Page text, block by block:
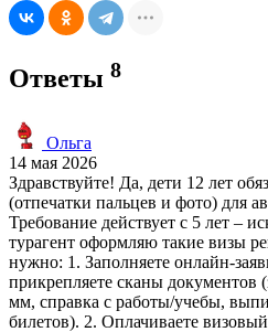
Ответы 8
Ольга
14 мая 2026
Здравствуйте! Да, дети 12 лет
(отпечатки пальцев и фото) для
Требование действует с 5 лет –
турагент оформляю такие визы
нужно: 1. Заполняете онлайн-
прикрепляете сканы документов
мм, справка с работы/учебы,
билетов). 2. Оплачиваете